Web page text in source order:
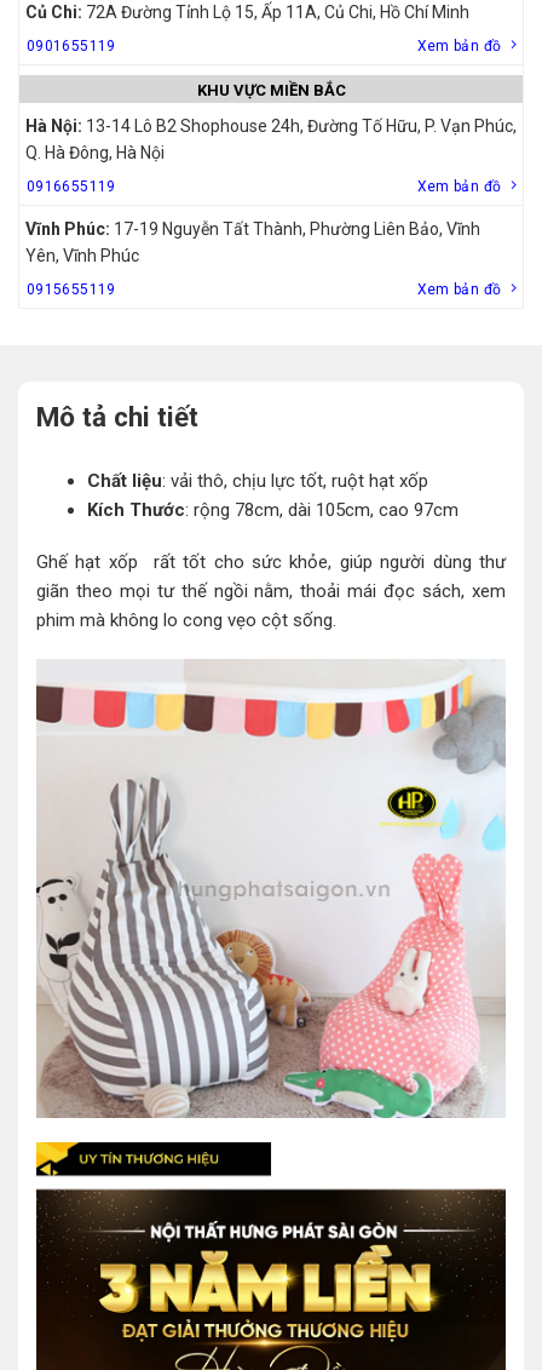
Củ Chi: 72A Đường Tỉnh Lộ 15, Ấp 11A, Củ Chi, Hồ Chí Minh
0901655119 Xem bản đồ
KHU VỰC MIỀN BẮC
Hà Nội: 13-14 Lô B2 Shophouse 24h, Đường Tố Hữu, P. Vạn Phúc,
Q. Hà Đông, Hà Nội
0916655119 Xem bản đồ
Vĩnh Phúc: 17-19 Nguyễn Tất Thành, Phường Liên Bảo, Vĩnh
Yên, Vĩnh Phúc
0915655119 Xem bản đồ
Mô tả chi tiết
Chất liệu: vải thô, chịu lực tốt, ruột hạt xốp
Kích Thước: rộng 78cm, dài 105cm, cao 97cm
Ghế hạt xốp rất tốt cho sức khỏe, giúp người dùng thư
giãn theo mọi tư thế ngồi nằm, thoải mái đọc sách, xem
phim mà không lo cong vẹo cột sống.